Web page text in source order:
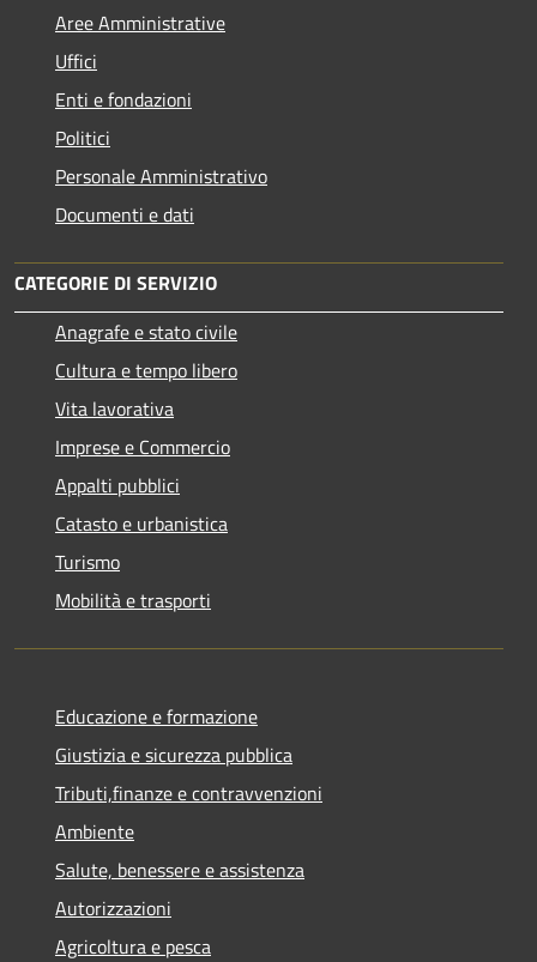
Aree Amministrative
Uffici
Enti e fondazioni
Politici
Personale Amministrativo
Documenti e dati
CATEGORIE DI SERVIZIO
Anagrafe e stato civile
Cultura e tempo libero
Vita lavorativa
Imprese e Commercio
Appalti pubblici
Catasto e urbanistica
Turismo
Mobilità e trasporti
Educazione e formazione
Giustizia e sicurezza pubblica
Tributi,finanze e contravvenzioni
Ambiente
Salute, benessere e assistenza
Autorizzazioni
Agricoltura e pesca